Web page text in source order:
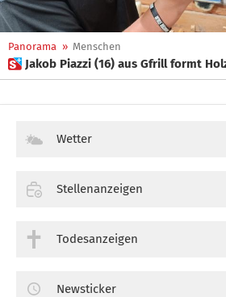
Panorama » Menschen
 Jakob Piazzi (16) aus Gfrill formt
Wetter
Stellenanzeigen
Todesanzeigen
Newsticker